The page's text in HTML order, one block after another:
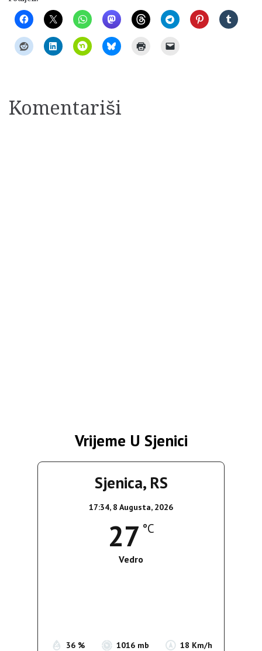
Komentariši
Vrijeme U Sjenici
Sjenica, RS
17:34, 8 Augusta, 2026
27 °C
Vedro
36 % 1016 mb 18 Km/h